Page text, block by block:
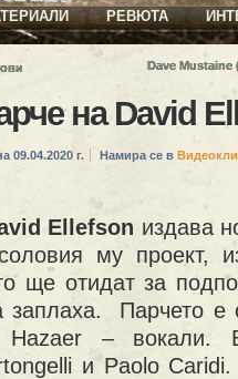
РЕВЮТА
Dave Mustaine
на David
09.04.2020 г. Намира се в
Ellefson издава
му проект,
ще отидат за
заплаха. Парчето е
– вокали.
и Paolo